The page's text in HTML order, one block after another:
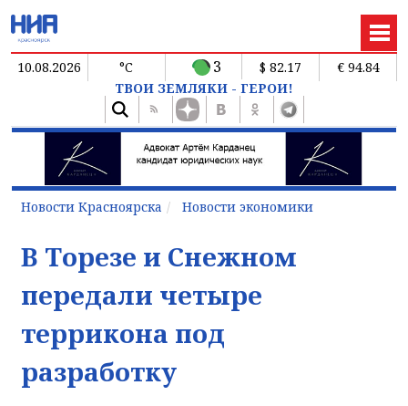
10.08.2026 °C 3 $ 82.17
€ 94.84
ТВОИ ЗЕМЛЯКИ - ГЕРОИ!
Новости Красноярска Новости экономики
В Торезе и Снежном
передали четыре
террикона под
разработку